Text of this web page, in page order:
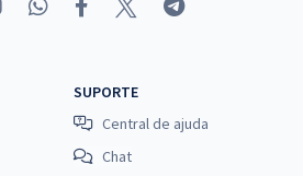
SUPORTE
Central de ajuda
Chat